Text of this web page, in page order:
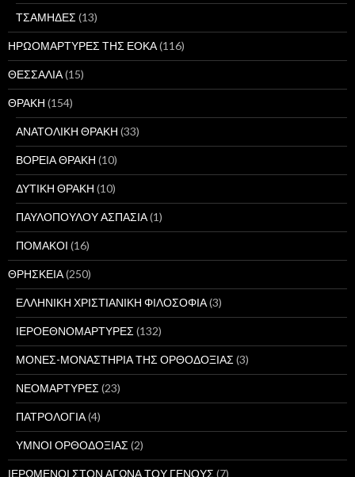
ΤΣΑΜΗΔΕΣ (13)
ΗΡΩΟΜΑΡΤΥΡΕΣ ΤΗΣ ΕΟΚΑ(116)
ΘΕΣΣΑΛΙΑ(15)
ΘΡΑΚΗ (154)
ΑΝΑΤΟΛΙΚΗ ΘΡΑΚΗ (33)
ΒΟΡΕΙΑ ΘΡΑΚΗ (10)
ΔΥΤΙΚΗ ΘΡΑΚΗ (10)
ΠΑΥΛΟΠΟΥΛΟΥ ΑΣΠΑΣΙΑ(1)
ΠΟΜΑΚΟΙ (16)
ΘΡΗΣΚΕΙΑ(250)
ΕΛΛΗΝΙΚΗ ΧΡΙΣΤΙΑΝΙΚΗ ΦΙΛΟΣΟΦΙΑ(3)
ΙΕΡΟΕΘΝΟΜΑΡΤΥΡΕΣ (132)
ΜΟΝΕΣ-ΜΟΝΑΣΤΗΡΙΑ ΤΗΣ ΟΡΘΟΔΟΞΙΑΣ (3)
ΝΕΟΜΑΡΤΥΡΕΣ (23)
ΠΑΤΡΟΛΟΓΙΑ(4)
ΥΜΝΟΙ ΟΡΘΟΔΟΞΙΑΣ (2)
ΙΕΡΩΜΕΝΟΙ ΣΤΟΝ ΑΓΩΝΑ ΤΟΥ ΓΕΝΟΥΣ (7)